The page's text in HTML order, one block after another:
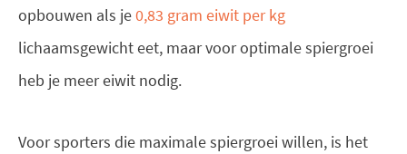
opbouwen als je0,83 gram eiwit per kg
lichaamsgewicht eet, maar voor optimale spiergroei
heb je meer eiwit nodig.
Voor sporters die maximale spiergroei willen, is het